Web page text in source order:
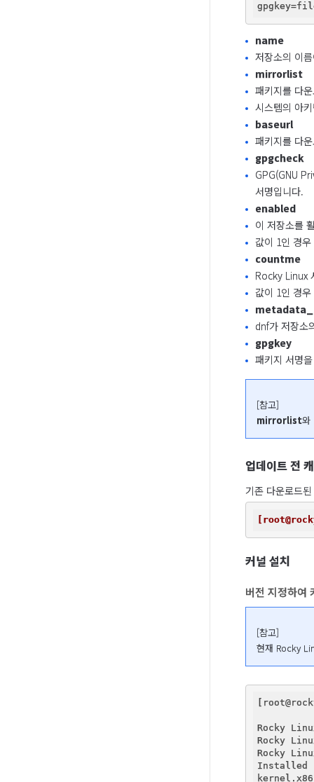
gpgkey
name
저장소의 이
mirrorlist
패키지를 다
시스템의 아
baseurl
패키지를 다
gpgcheck
GPG(GNU
서명입니다.
enabled
이 저장소를
값이 1인 경
countme
Rocky Linux
값이 1인 경
dnf가 저장소
gpgkey
패키지 서명
mirrorlist와
업데이트 전
기존 다운로드
커널 설치
버전 지정하여
[참고]
현재 Rocky
Rocky
Rocky
Rocky
Installed